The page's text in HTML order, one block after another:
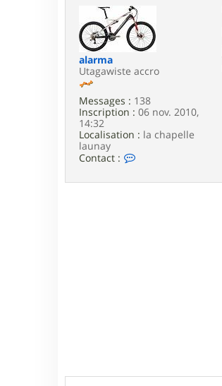
alarma
Utagawiste accro
Messages : 138
Inscription : 06 nov. 2010,
14:32
Localisation : la chapelle
launay
Contact :